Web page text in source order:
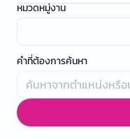
หมวดหมู่งาน
คำที่ต้องการค้นหา